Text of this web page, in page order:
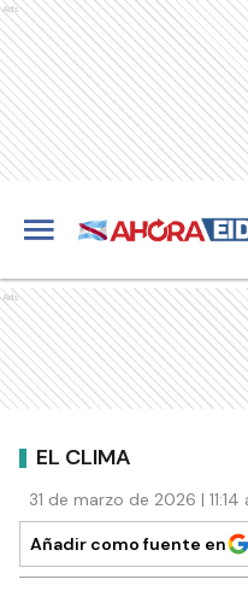
Ads
Ads
EL CLIMA
31 de marzo de 2026 |
Añadir como fuente en